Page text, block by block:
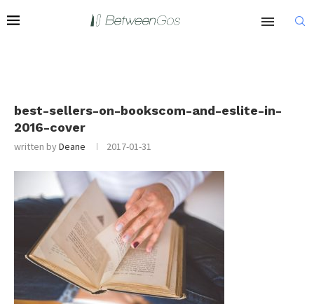
best-sellers-on-bookscom-and-eslite-in-
2016-cover
written byDeane 2017-01-31